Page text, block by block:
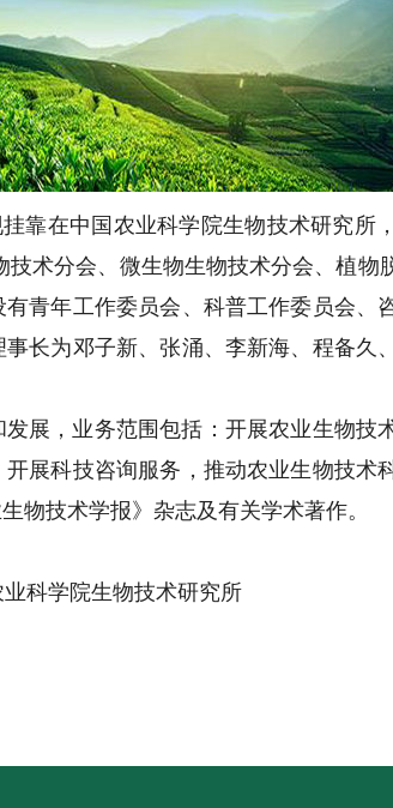
靠在中国农业科学院生物技术研究所
术分会、微生物生物技术分会、植物
青年工作委员会、科普工作委员会、
长为邓子新、张涌、李新海、程备久
展，业务范围包括：开展农业生物技
展科技咨询服务，推动农业生物技术
物技术学报》杂志及有关学术著作。
科学院生物技术研究所